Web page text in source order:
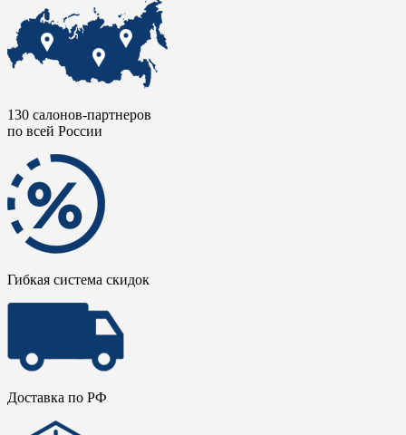
130 салонов-партнеров
по всей России
Гибкая система скидок
Доставка по РФ